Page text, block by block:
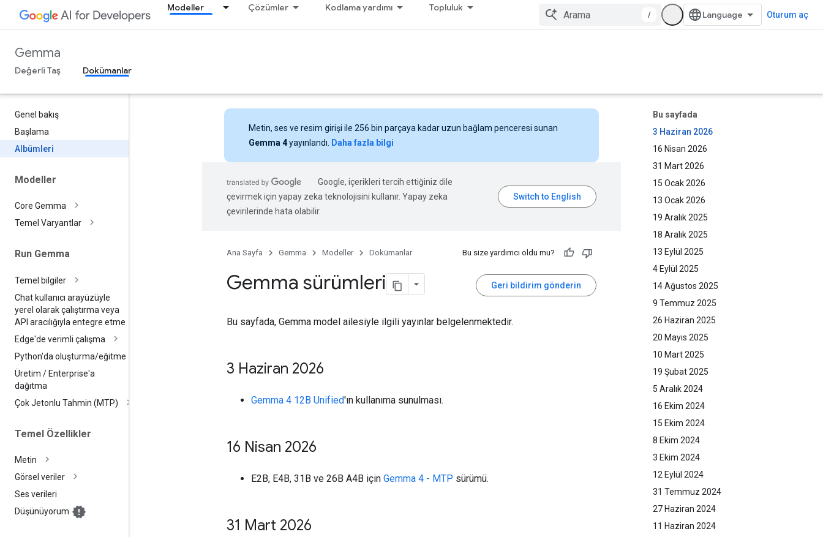
Modeller Çözümler Kodlama yardımı Topluluk
/ Oturum aç
Gemma
Değerli Taş Dokümanlar
Genel bakış
Başlama
Albümleri
Modeller
Core Gemma
Temel Varyantlar
Run Gemma
Temel bilgiler
Chat kullanıcı arayüzüyle
yerel olarak çalıştırma veya
API aracılığıyla entegre etme
Edge'de verimli çalışma
Python'da oluşturma/eğitme
Üretim / Enterprise'a
dağıtma
Çok Jetonlu Tahmin (MTP)
Temel Özellikler
Metin
Görsel veriler
Ses verileri
Düşünüyorum
Bu sayfada
3 Haziran 2026
16 Nisan 2026
31 Mart 2026
15 Ocak 2026
13 Ocak 2026
19 Aralık 2025
18 Aralık 2025
13 Eylül 2025
4 Eylül 2025
14 Ağustos 2025
9 Temmuz 2025
26 Haziran 2025
20 Mayıs 2025
10 Mart 2025
19 Şubat 2025
5 Aralık 2024
16 Ekim 2024
15 Ekim 2024
8 Ekim 2024
3 Ekim 2024
12 Eylül 2024
31 Temmuz 2024
27 Haziran 2024
11 Haziran 2024
Metin, ses ve resim girişi ile 256 bin parçaya kadar uzun bağlam penceresi sunan
Gemma 4yayınlandı. Daha fazla bilgi
Google, içerikleri tercih ettiğiniz dile
çevirmek için yapay zeka teknolojisini kullanır. Yapay zeka
çevirilerinde hata olabilir.
Ana Sayfa Gemma Modeller Dokümanlar Bu size yardımcı oldu mu?
Geri bildirim gönderin
Gemma sürümleri
Bu sayfada, Gemma model ailesiyle ilgili yayınlar belgelenmektedir.
3 Haziran 2026
Gemma 4 12B Unified'ın kullanıma sunulması.
16 Nisan 2026
E2B, E4B, 31B ve 26B A4B için Gemma 4 - MTP sürümü.
31 Mart 2026